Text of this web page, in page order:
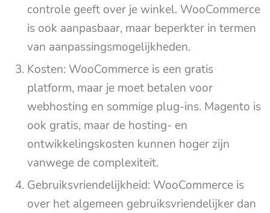
controle geeft over je winkel. WooCommerce
is ook aanpasbaar, maar beperkter in termen
van aanpassingsmogelijkheden.
Kosten: WooCommerce is een gratis
platform, maar je moet betalen voor
webhosting en sommige plug-ins. Magento is
ook gratis, maar de hosting- en
ontwikkelingskosten kunnen hoger zijn
vanwege de complexiteit.
Gebruiksvriendelijkheid: WooCommerce is
over het algemeen gebruiksvriendelijker dan